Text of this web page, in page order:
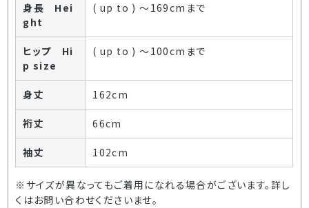
身長 Hei
ght
( up to ) ～169cmまで
ヒップ Hi
p size
( up to ) ～100cmまで
身丈 162cm
裄丈 66cm
袖丈 102cm
※サイズが異なってもご着用になれる場合がございます。詳し
くはお問い合わせくださいませ。